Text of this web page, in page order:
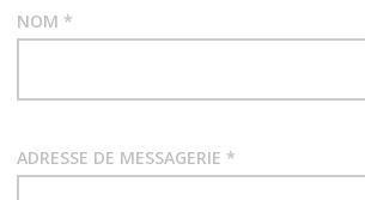
s
a
r
NOM *
ADRESSE DE MESSAGERIE *